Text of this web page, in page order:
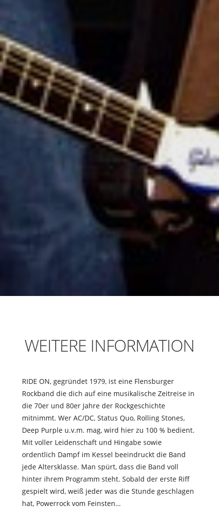
WEITERE INFORMATION
RIDE ON, gegründet 1979, ist eine Flensburger
Rockband die dich auf eine musikalische Zeitreise in
die 70er und 80er Jahre der Rockgeschichte
mitnimmt. Wer AC/DC, Status Quo, Rolling Stones,
Deep Purple u.v.m. mag, wird hier zu 100 % bedient.
Mit voller Leidenschaft und Hingabe sowie
ordentlich Dampf im Kessel beeindruckt die Band
jede Altersklasse. Man spürt, dass die Band voll
hinter ihrem Programm steht. Sobald der erste Riff
gespielt wird, weiß jeder was die Stunde geschlagen
hat, Powerrock vom Feinsten…